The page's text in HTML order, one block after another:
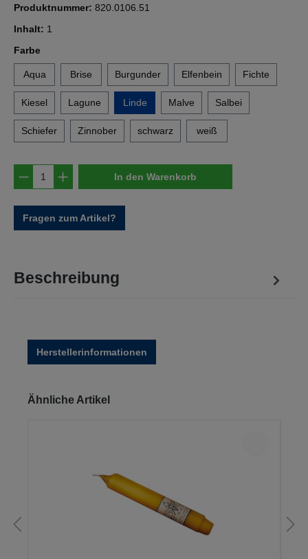
Produktnummer: 820.0106.51
Inhalt: 1
Farbeauswählen
Aqua Brise Burgunder Elfenbein Fichte
Kiesel Lagune Linde Malve Salbei
Schiefer Zinnober schwarz weiß
Produkt Anzahl: Gib den gewünschten
In den Warenkorb
Fragen zum Artikel?
Beschreibung
Herstellerinformationen
Produktgalerie überspringen
Ähnliche Artikel